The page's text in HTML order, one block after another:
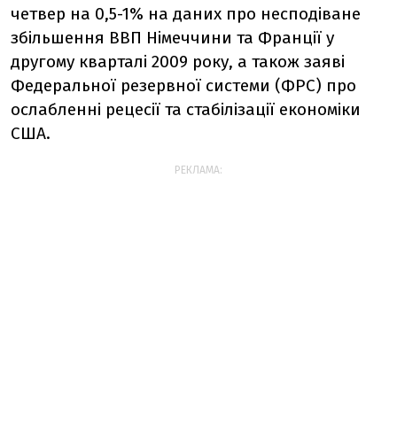
четвер на 0,5-1% на даних про несподіване
збільшення ВВП Німеччини та Франції у
другому кварталі 2009 року, а також заяві
Федеральної резервної системи (ФРС) про
ослабленні рецесії та стабілізації економіки
США.
РЕКЛАМА: